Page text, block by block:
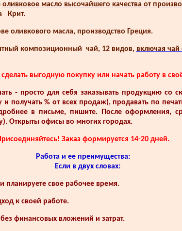
оливковое масло высочайшего качества от
Крит.
оливкового масла, производство Греция.
композиционный чай, 12 видов, включая чай
выгодную покупку или начать работу в
- просто для себя заказывать продукцию со
получать % от всех продаж), продавать по
в письме, пишите. После оформления,
Открыты офисы во многих городах.
Заказ формируется 14-20 дней.
Работа и ее преимущества:
Если в двух словах:
свое рабочее время.
к своей работе.
финансовых вложений и затрат.